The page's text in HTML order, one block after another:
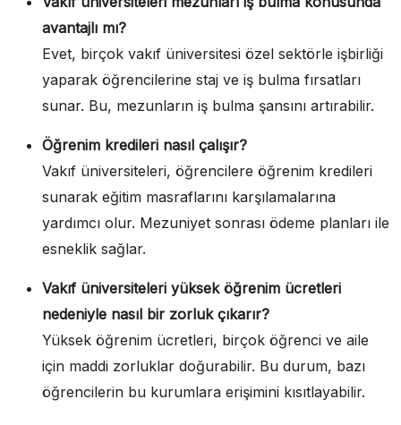
avantajlı mı?
Evet, birçok vakıf üniversitesi özel sektörle işbirliği
yaparak öğrencilerine staj ve iş bulma fırsatları
sunar. Bu, mezunların iş bulma şansını artırabilir.
Öğrenim kredileri nasıl çalışır?
Vakıf üniversiteleri, öğrencilere öğrenim kredileri
sunarak eğitim masraflarını karşılamalarına
yardımcı olur. Mezuniyet sonrası ödeme planları ile
esneklik sağlar.
Vakıf üniversiteleri yüksek öğrenim ücretleri
nedeniyle nasıl bir zorluk çıkarır?
Yüksek öğrenim ücretleri, birçok öğrenci ve aile
için maddi zorluklar doğurabilir. Bu durum, bazı
öğrencilerin bu kurumlara erişimini kısıtlayabilir.